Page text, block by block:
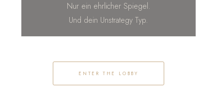
Nur ein ehrlicher Spiegel.
Und dein Unstrategy Typ.
ENTER THE LOBBY